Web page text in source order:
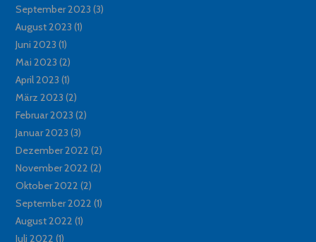
September 2023 (3)
August 2023 (1)
Juni 2023 (1)
Mai 2023 (2)
April 2023 (1)
März 2023 (2)
Februar 2023 (2)
Januar 2023 (3)
Dezember 2022 (2)
November 2022 (2)
Oktober 2022 (2)
September 2022 (1)
August 2022 (1)
Juli 2022 (1)